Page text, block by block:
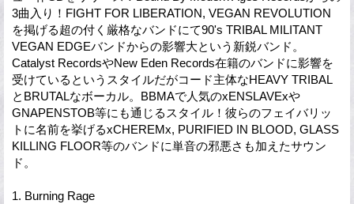
3曲入り！FIGHT FOR LIBERATION, VEGAN REVOLUTION
を掲げる超の付く厳格なバンドにて90's TRIBAL MILITANT
VEGAN EDGEバンドからの影響大という新鋭バンド。
Catalyst RecordsやNew Eden Records在籍のバンドに影響を
受けているというスタイルだがコード主体なHEAVY TRIBAL
とBRUTALなボーカル。BBMAで人気のxENSLAVExや
GNAPENSTOB等にも通じるスタイル！彼らのフェイバリッ
トに名前を挙げるxCHEREMx, PURIFIED IN BLOOD, GLASS
KILLING FLOOR等のバンドに単音の邪悪さも加えたサウン
ド。
1. Burning Rage